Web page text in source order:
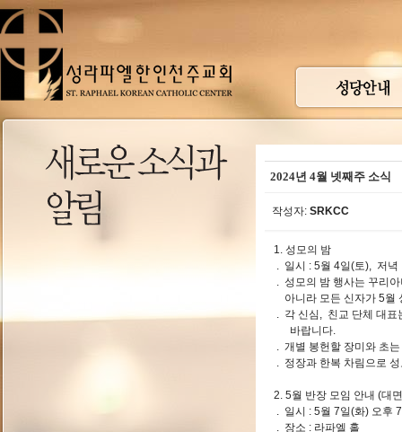
2024년 4월 넷째주 소식
작성자: SRKCC
1. 성모의 밤
. 일시 : 5월 4일(토), 저녁
. 성모의 밤 행사는 꾸리
아니라 모든 신자가 5월
. 각 신심, 친교 단체 대표
바랍니다.
. 개별 봉헌할 장미와 초
. 정장과 한복 차림으로
2. 5월 반장 모임 안내 (대
. 일시 : 5월 7일(화) 오
. 장소 : 라파엘 홀